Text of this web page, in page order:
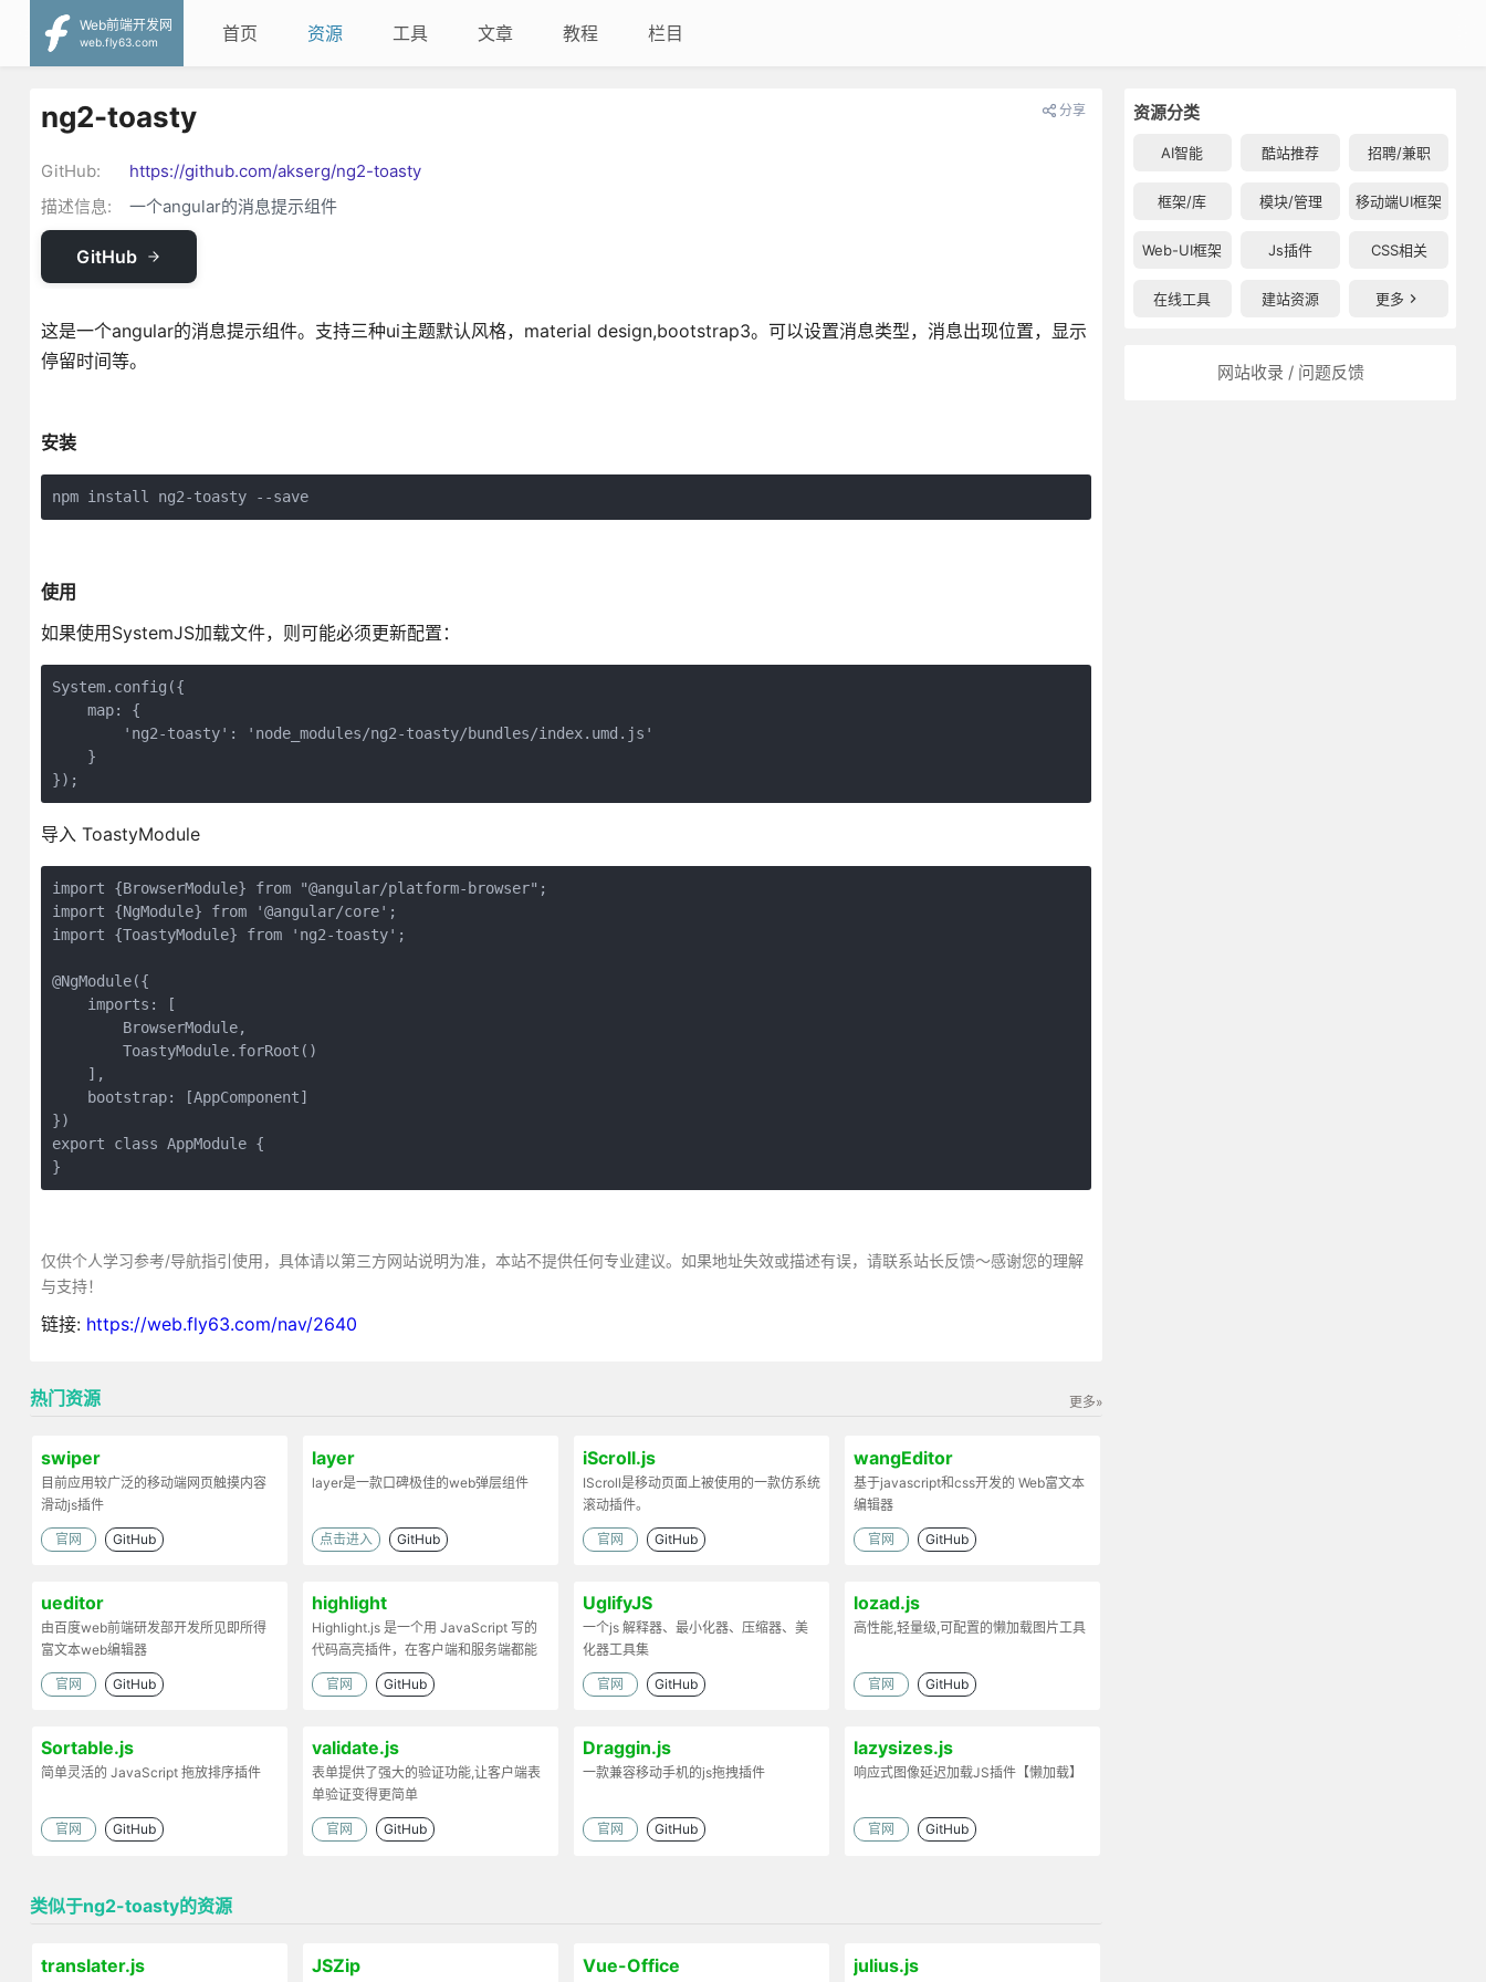
Web前端开发网
web.fly63.com
首页 资源 工具 文章 教程 栏目
资源分类
AI智能 酷站推荐 招聘/兼职
框架/库 模块/管理 移动端UI框架
Web-UI框架 Js插件 CSS相关
在线工具 建站资源 更多
网站收录 / 问题反馈
ng2-toasty 分享
GitHub:
https://github.com/akserg/ng2-toasty
描述信息:
一个angular的消息提示组件
GitHub
这是一个angular的消息提示组件。支持三种ui主题默认风格，material design,bootstrap3。可以设置消息类型，消息出现位置，显示
停留时间等。
安装
npm install ng2-toasty --save
使用
如果使用SystemJS加载文件，则可能必须更新配置：
System.config({
    map: {
        'ng2-toasty': 'node_modules/ng2-toasty/bundles/index.umd.js'
    }
});
导入 ToastyModule
import {BrowserModule} from "@angular/platform-browser";
import {NgModule} from '@angular/core';
import {ToastyModule} from 'ng2-toasty';
@NgModule({
    imports: [
        BrowserModule,
        ToastyModule.forRoot()
    ],
    bootstrap: [AppComponent]
})
export class AppModule {
}
仅供个人学习参考/导航指引使用，具体请以第三方网站说明为准，本站不提供任何专业建议。如果地址失效或描述有误，请联系站长反馈～感谢您的理解
与支持！
链接: https://web.fly63.com/nav/2640
更多»
热门资源
swiper
目前应用较广泛的移动端网页触摸内容
滑动js插件
官网 GitHub
layer
layer是一款口碑极佳的web弹层组件
点击进入 GitHub
iScroll.js
IScroll是移动页面上被使用的一款仿系统
滚动插件。
官网 GitHub
wangEditor
基于javascript和css开发的 Web富文本
编辑器
官网 GitHub
ueditor
由百度web前端研发部开发所见即所得
富文本web编辑器
官网 GitHub
highlight
Highlight.js 是一个用 JavaScript 写的
代码高亮插件，在客户端和服务端都能
工作。
官网 GitHub
UglifyJS
一个js 解释器、最小化器、压缩器、美
化器工具集
官网 GitHub
lozad.js
高性能,轻量级,可配置的懒加载图片工具
官网 GitHub
Sortable.js
简单灵活的 JavaScript 拖放排序插件
官网 GitHub
validate.js
表单提供了强大的验证功能,让客户端表
单验证变得更简单
官网 GitHub
Draggin.js
一款兼容移动手机的js拖拽插件
官网 GitHub
lazysizes.js
响应式图像延迟加载JS插件【懒加载】
官网 GitHub
类似于ng2-toasty的资源
translater.js JSZip Vue-Office julius.js